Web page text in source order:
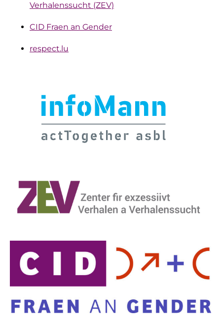
Verhalenssucht (ZEV)
CID Fraen an Gender
respect.lu